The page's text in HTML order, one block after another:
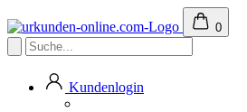
0
Kundenlogin